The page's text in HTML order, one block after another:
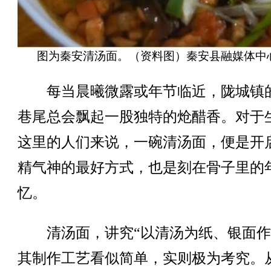
图为秦安清汤面。（资料图）秦安县融媒体中
每当晨曦微露或年节临近，陇城镇
巷尾总会飘起一股独特的炝醋香。对于
这里的人们来说，一碗清汤面，便是开
精气神的最好方式，也是刻在骨子里的
忆。
清汤面，讲究“以清汤为纸、银面作
其制作工艺看似简单，实则极为考究。